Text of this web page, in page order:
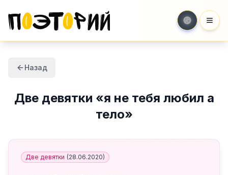
Назад
Две девятки «я не тебя любил а
тело»
Две девятки (28.06.2020)